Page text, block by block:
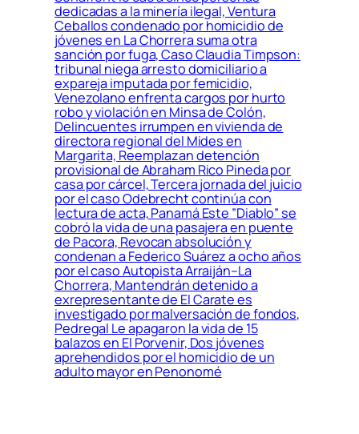
dedicadas a la minería ilegal, Ventura
Ceballos condenado por homicidio de
jóvenes en La Chorrera suma otra
sanción por fuga, Caso Claudia Timpson:
tribunal niega arresto domiciliario a
expareja imputada por femicidio,
Venezolano enfrenta cargos por hurto
robo y violación en Minsa de Colón,
Delincuentes irrumpen en vivienda de
directora regional del Mides en
Margarita, Reemplazan detención
provisional de Abraham Rico Pineda por
casa por cárcel, Tercera jornada del juicio
por el caso Odebrecht continúa con
lectura de acta, Panamá Este ”Diablo” se
cobró la vida de una pasajera en puente
de Pacora, Revocan absolución y
condenan a Federico Suárez a ocho años
por el caso Autopista Arraiján–La
Chorrera, Mantendrán detenido a
exrepresentante de El Carate es
investigado por malversación de fondos,
Pedregal Le apagaron la vida de 15
balazos en El Porvenir, Dos jóvenes
aprehendidos por el homicidio de un
adulto mayor en Penonomé